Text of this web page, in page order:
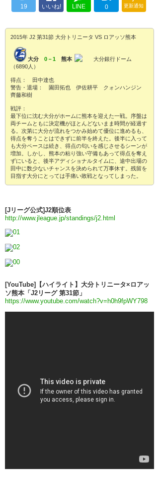
19 いいね! LINE 0 更新通知
2015年 J2 第31節 大分トリニータ VS ロアッソ熊本
大分 0－1 熊本
大分銀行ドーム
（6890人）
得点： 田中達也
警告・退場： 園田拓也 伊佐耕平 クォンハンジン
齊藤和樹
戦評：
最下位に沈む大分がホームに熊本を迎えた一戦。序盤は
両チームともに決定機がほとんどないまま時間が経過す
る。次第に大分が流れをつかみ始めて優位に進めるも、
得点を奪うことはできずに前半を終えた。後半に入って
も大分ペースは続き、得点の匂いを感じさせるシーンが
増加。しかし、熊本の粘り強い守備もあって得点を奪え
ずにいると、後半アディショナルタイムに、途中出場の
田中に数少ないチャンスを決められて万事休す。残留を
目指す大分にとっては手痛い敗戦となってしまった。
[Jリーグ公式]J2順位表
http://www.jleague.jp/standings/j2.html
[YouTube]【ハイライト】大分トリニータ×ロアッ
ソ熊本「J2リーグ 第31節」
https://www.youtube.com/watch?v=h0h9fpWY798